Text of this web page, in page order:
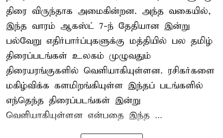
திரை விருந்தாக அமைகின்றன. அந்த வகையில்,
இந்த வாரம் ஆகஸ்ட் 7-ந் தேதியான இன்று
பல்வேறு எதிர்பார்ப்புகளுக்கு மத்தியில் பல தமிழ்
திரைப்படங்கள் உலகம் முழுவதும்
திரையரங்குகளில் வெளியாகியுள்ளன. ரசிகர்களை
மகிழ்விக்க களமிறங்கியுள்ள இந்தப் படங்களில்
எந்தெந்த திரைப்படங்கள் இன்று
வெளியாகியுள்ளன என்பதை இந்த ...